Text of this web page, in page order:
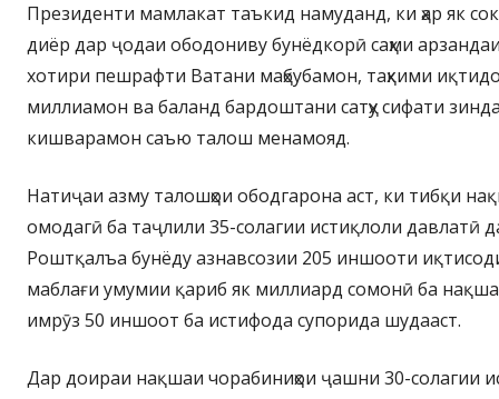
Президенти мамлакат таъкид намуданд, ки ҳар як
диёр дар ҷодаи ободониву бунёдкорӣ саҳми
хотири пешрафти Ватани маҳбубамон, таҳкими
миллиамон ва баланд бардоштани сатҳу сифати
кишварамон саъю талош менамояд.
Натиҷаи азму талошҳои ободгарона аст, ки тибқи
омодагӣ ба таҷлили 35-солагии истиқлоли давлатӣ
Роштқалъа бунёду азнавсозии 205 иншооти
маблағи умумии қариб як миллиард сомонӣ ба
имрӯз 50 иншоот ба истифода супорида шудааст.
Дар доираи нақшаи чорабиниҳои ҷашни 30-солагии